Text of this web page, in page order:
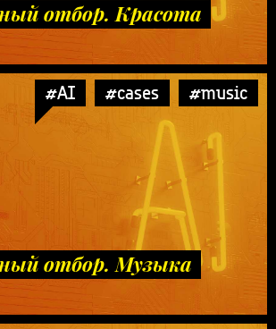
отбор. Красота
#AI #cases #music
отбор. Музыка